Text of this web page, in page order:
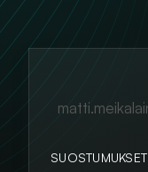
SUOSTUMUKSET